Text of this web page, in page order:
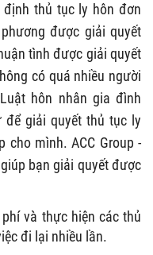
thủ tục ly hôn đơn
được giải quyết
tình được giải quyết
có quá nhiều người
hôn nhân gia đình
giải quyết thủ tục ly
cho mình. ACC Group -
bạn giải quyết được
và thực hiện các thủ
đi lại nhiều lần.